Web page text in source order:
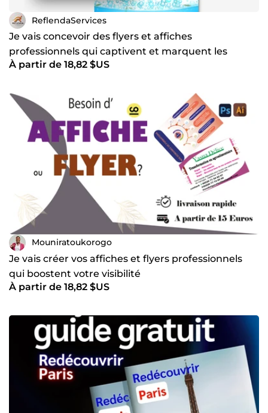
ReflendaServices
Je vais concevoir des flyers et affiches
professionnels qui captivent et marquent les
esprits
À partir de 18,82 $US
Mouniratoukorogo
Je vais créer vos affiches et flyers professionnels
qui boostent votre visibilité
À partir de 18,82 $US